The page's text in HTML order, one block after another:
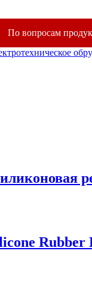
По вопросам